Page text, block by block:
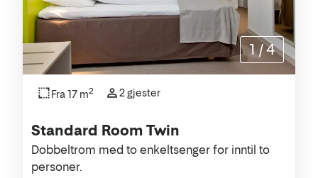
Standard Room Twin
Dobbeltrom med to enkeltsenger for inntil to
personer.
Fra 17 m2 2 gjester
1 /4